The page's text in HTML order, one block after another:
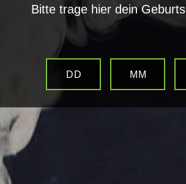
Cotton Bacon
Bitte trage hier dein
MM
DD